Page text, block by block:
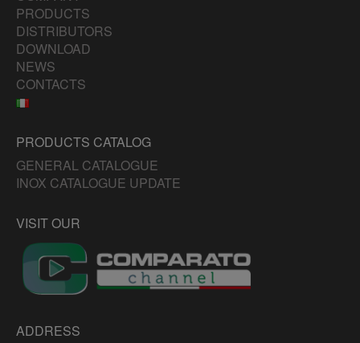
PRODUCTS
DISTRIBUTORS
DOWNLOAD
NEWS
CONTACTS
PRODUCTS CATALOG
GENERAL CATALOGUE
INOX CATALOGUE UPDATE
VISIT OUR
ADDRESS